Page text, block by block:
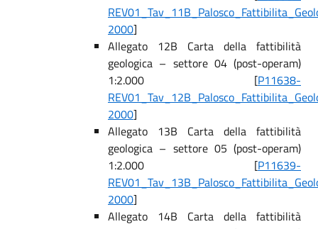
2000]
Allegato 12B Carta della fattibilità
geologica – settore 04 (post-operam)
1:2.000 [P11638-
2000]
Allegato 13B Carta della fattibilità
geologica – settore 05 (post-operam)
1:2.000 [P11639-
2000]
Allegato 14B Carta della fattibilità